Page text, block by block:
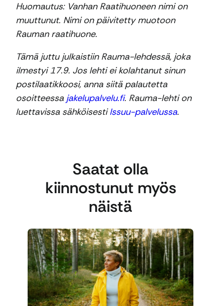
Huomautus: Vanhan Raatihuoneen nimi on
muuttunut. Nimi on päivitetty muotoon
Rauman raatihuone.
Tämä juttu julkaistiin Rauma-lehdessä, joka
ilmestyi 17.9. Jos lehti ei kolahtanut sinun
postilaatikkoosi, anna siitä palautetta
osoitteessa jakelupalvelu.fi. Rauma-lehti on
luettavissa sähköisestiIssuu-palvelussa.
Saatat olla
kiinnostunut myös
näistä